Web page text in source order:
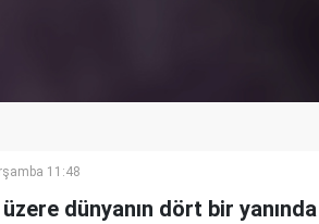
11:48
üzere dünyanın dört bir